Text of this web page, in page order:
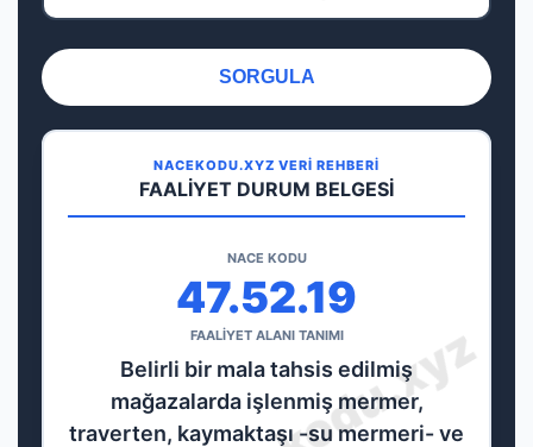
SORGULA
NACEKODU.XYZ VERİ REHBERİ
FAALİYET DURUM BELGESİ
NACE KODU
47.52.19
FAALİYET ALANI TANIMI
Belirli bir mala tahsis edilmiş
mağazalarda işlenmiş mermer,
traverten, kaymaktaşı -su mermeri- ve